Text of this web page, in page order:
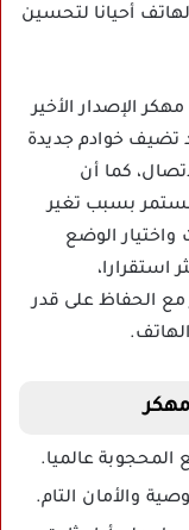
أحيانا لتحسين
الإصدار الأخير
تضيف خوادم جديدة
كما أن
بسبب تغير
الوضع
استقرارا،
مع الحفاظ على قدر
المحجوبة عالميا.
والأمان التام.